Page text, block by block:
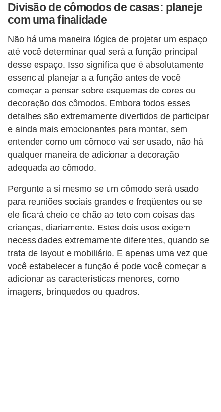
Divisão de cômodos de casas: planeje
com uma finalidade
Não há uma maneira lógica de projetar um espaço
até você determinar qual será a função principal
desse espaço. Isso significa que é absolutamente
essencial planejar a a função antes de você
começar a pensar sobre esquemas de cores ou
decoração dos cômodos. Embora todos esses
detalhes são extremamente divertidos de participar
e ainda mais emocionantes para montar, sem
entender como um cômodo vai ser usado, não há
qualquer maneira de adicionar a decoração
adequada ao cômodo.
Pergunte a si mesmo se um cômodo será usado
para reuniões sociais grandes e freqüentes ou se
ele ficará cheio de chão ao teto com coisas das
crianças, diariamente. Estes dois usos exigem
necessidades extremamente diferentes, quando se
trata de layout e mobiliário. E apenas uma vez que
você estabelecer a função é pode você começar a
adicionar as características menores, como
imagens, brinquedos ou quadros.
í
l
i
o
s
S
í
n
d
i
c
e
c
o
d
o
m
í